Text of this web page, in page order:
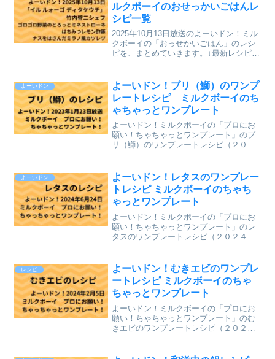
ルクボーイのおせっかいごはんレ
シピ一覧
2025年10月13日放送のよーいドン！ミル
クボーイの「おっせかいごはん」のレシ
ピを、まとめていきます。↓最新レシピも
ーイのプロにお願い ちゃちゃっとワン
プレート」のレ...
よーいドン
よーいドン！ブリ（鰤）のワンプ
レートレシピ ミルクボーイのち
ゃちゃっとワンプレート
よーいドン！ミルクボーイの「プロにお
願い！ちゃちゃっとワンプレート」のブ
リ（鰤）のワンプレートレシピ（２０２
めて今までのレシピを記事にしていま
す。⇒「ミルクボーイのプ...
よーいドン
よーいドン！レタスのワンプレー
トレシピ ミルクボーイのちゃち
ゃっとワンプレート
よーいドン！ミルクボーイの「プロにお
願い！ちゃちゃっとワンプレート」のレ
タスのワンプレートレシピ（２０２４年
までのレシピを記事にしています。
⇒「ミルクボーイのプロにお願い ちゃち
ゃっとワンプレート」のレシピ一覧 ↓気
になるレシピに直接ジャンプ！
レシピ
よーいドン！むきエビのワンプレ
ートレシピ ミルクボーイのちゃ
ちゃっとワンプレート
よーいドン！ミルクボーイの「プロにお
願い！ちゃちゃっとワンプレート」のむ
きエビのワンプレートレシピ（２０２４